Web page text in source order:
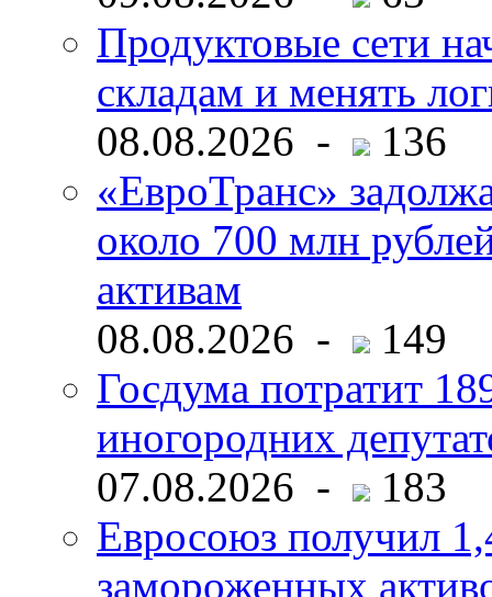
Продуктовые сети
складам и менять
08.08.2026 -
136
«ЕвроТранс»
около 700 млн
активам
08.08.2026 -
149
Госдума потратит
иногородних
07.08.2026 -
183
Евросоюз получил
замороженных